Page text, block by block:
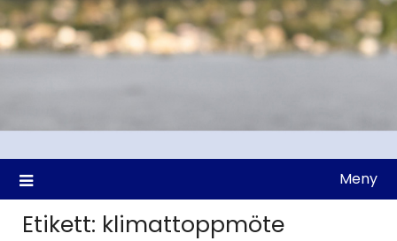
Meny
Etikett: klimattoppmöte